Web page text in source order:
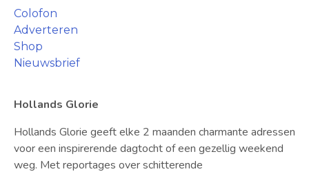
Colofon
Adverteren
Shop
Nieuwsbrief
Hollands Glorie
Hollands Glorie geeft elke 2 maanden charmante adressen
voor een inspirerende dagtocht of een gezellig weekend
weg. Met reportages over schitterende